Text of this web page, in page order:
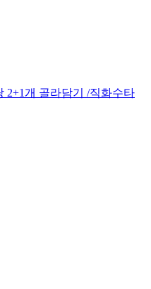
2+1개 골라담기 /직화수타